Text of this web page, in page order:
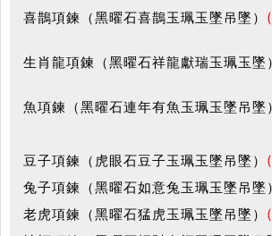
喜鵲項鍊（黑曜石喜鵲玉珮玉墜吊墜）
生肖龍項鍊（黑曜石祥龍獻瑞玉珮玉墜）
魚項鍊（黑曜石連年有魚玉珮玉墜吊墜）
豆子項鍊（虎眼石豆子玉珮玉墜吊墜）
兔子項鍊（黑曜石如意兔玉珮玉墜吊墜）
老虎項鍊（黑曜石猛虎玉珮玉墜吊墜）